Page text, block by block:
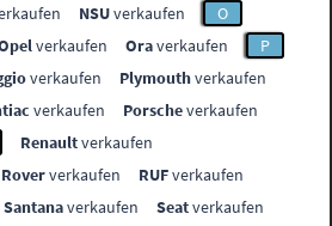
NSUverkaufen
O
verkaufen Oraverkaufen
P
verkaufen Plymouthverkaufen
verkaufen Porscheverkaufen
Renaultverkaufen
Roververkaufen RUFverkaufen
Santanaverkaufen Seatverkaufen